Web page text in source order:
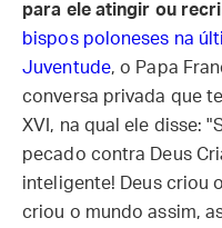
para ele atingir ou
bispos poloneses na
Juventude, o Papa
conversa privada que
XVI, na qual ele disse:
pecado contra Deus
inteligente! Deus criou
criou o mundo assim,